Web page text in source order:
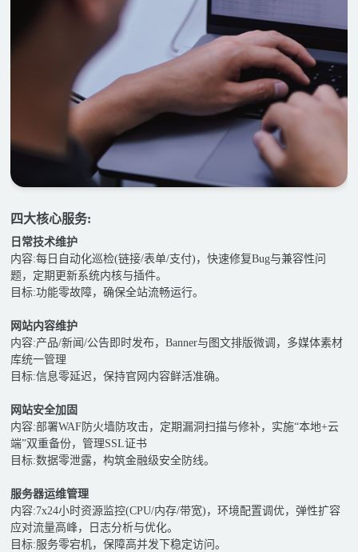
四大核心服务:
日常技术维护
内容:每日自动化巡检(链接/表单/支付)，快速修复Bug与兼容性问
题，定期更新系统内核与插件。
目标:功能零故障，确保全站流畅运行。
网站内容维护
内容:产品/新闻/公告即时发布，Banner与图文排版微调，多媒体素材
库统一管理
目标:信息零延迟，保持官网内容鲜活准确。
网站安全加固
内容:部署WAF防火墙防攻击，定期漏洞扫描与修补，实施“本地+云
端”双重备份，管理SSL证书
目标:数据零泄露，构筑金融级安全防线。
服务器运维管理
内容:7x24小时资源监控(CPU/内存/带宽)，环境配置调优，弹性扩容
应对流量高峰，日志分析与优化。
目标:服务零宕机，保障高并发下稳定访问。